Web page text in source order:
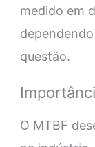
medido em
questão.
O MTBF